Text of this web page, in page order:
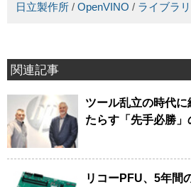
日立製作所 / OpenVINO / ライブラリ
関連記事
ツール乱立の時代
たらす「先手必勝」
リコーPFU、5年間